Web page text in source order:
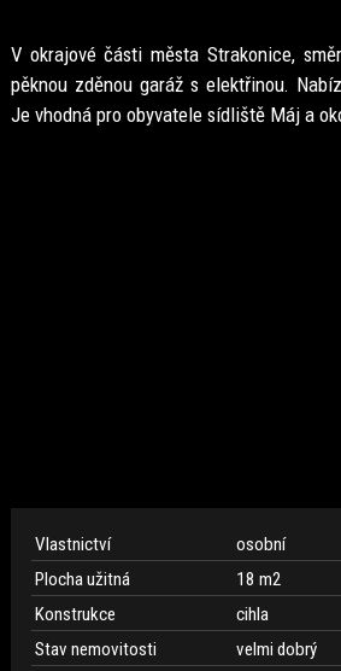
V okrajové části města Strakonice,
pěknou zděnou garáž s elektřinou.
Je vhodná pro obyvatele sídliště Máj a
Vlastnictví
osobní
Plocha užitná
18 m2
Konstrukce
cihla
Stav nemovitosti
velmi dobrý